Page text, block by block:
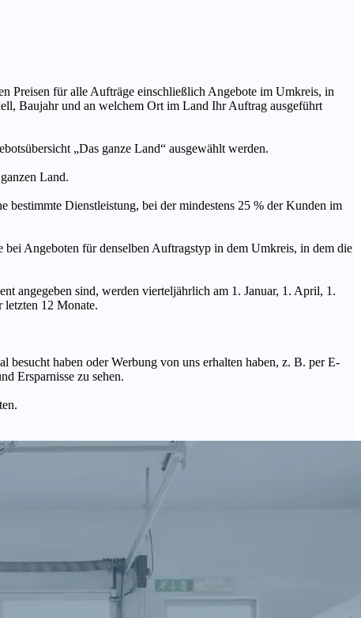
Preisen für alle Aufträge einschließlich Angebote im Umkreis, in
Baujahr und an welchem Ort im Land Ihr Auftrag ausgeführt
„Das ganze Land“ ausgewählt werden.
Land.
Dienstleistung, bei der mindestens 25 % der Kunden im
Angeboten für denselben Auftragstyp in dem Umkreis, in dem die
angegeben sind, werden vierteljährlich am 1. Januar, 1. April, 1.
letzten 12 Monate.
besucht haben oder Werbung von uns erhalten haben, z. B. per E-
Ersparnisse zu sehen.